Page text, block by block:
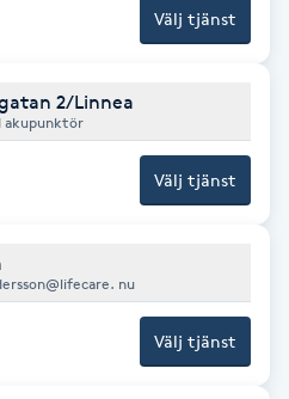
Välj tjänst
2/Linnea
akupunktör
Välj tjänst
nu
Välj tjänst